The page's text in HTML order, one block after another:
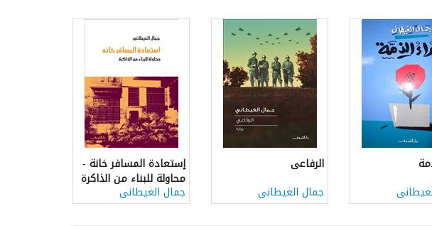
الرفاعى
جمال الغيطانى
إستعادة المسافر خانة -
محاولة للبناء من الذاكرة
جمال الغيطانى